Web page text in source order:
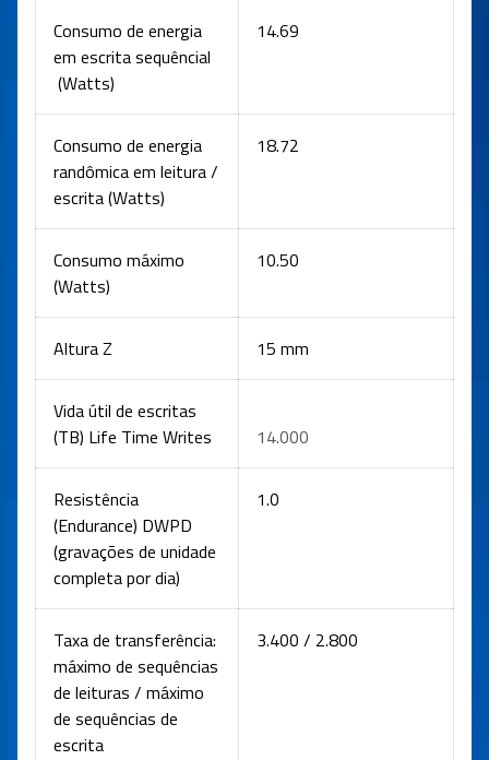
Consumo de energia
em escrita sequêncial
(Watts)
14.69
Consumo de energia
randômica em leitura /
escrita (Watts)
18.72
Consumo máximo
(Watts)
10.50
Altura Z 15 mm
Vida útil de escritas
(TB) Life Time Writes
14.000
Resistência
(Endurance) DWPD
(gravações de unidade
completa por dia)
1.0
Taxa de transferência:
máximo de sequências
de leituras / máximo
de sequências de
escrita
3.400 / 2.800